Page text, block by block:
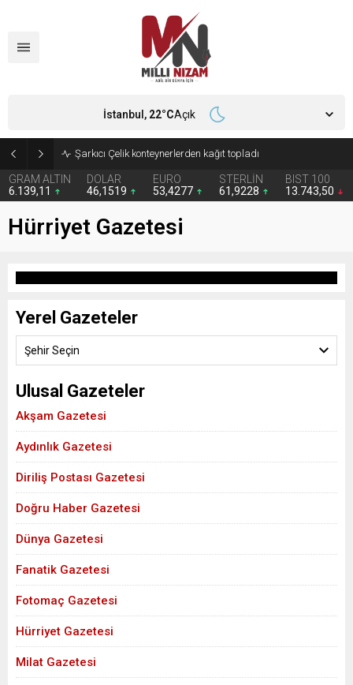
Şarkıcı Çelik konteynerlerden kağıt topladı
GRAM ALTIN
6.139,11
DOLAR
46,1519
EURO
53,4277
STERLİN
61,9228
BIST 100
13.743,50
İstanbul, 22°CAçık
Hürriyet Gazetesi
Yerel Gazeteler
Şehir Seçin
Ulusal Gazeteler
Akşam Gazetesi
Aydınlık Gazetesi
Diriliş Postası Gazetesi
Doğru Haber Gazetesi
Dünya Gazetesi
Fanatik Gazetesi
Fotomaç Gazetesi
Hürriyet Gazetesi
Milat Gazetesi